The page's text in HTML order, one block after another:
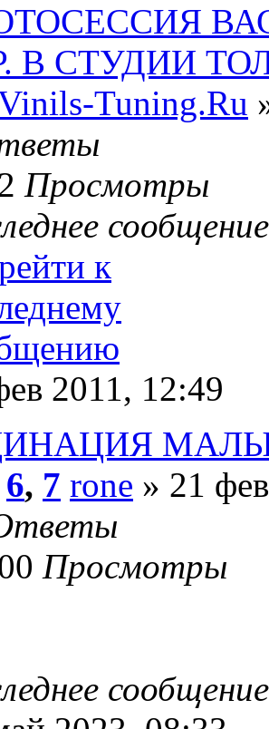
В СТУДИИ
Tuning.Ru
Просмотры
2011, 12:49
6, 7 rone » 21
Просмотры